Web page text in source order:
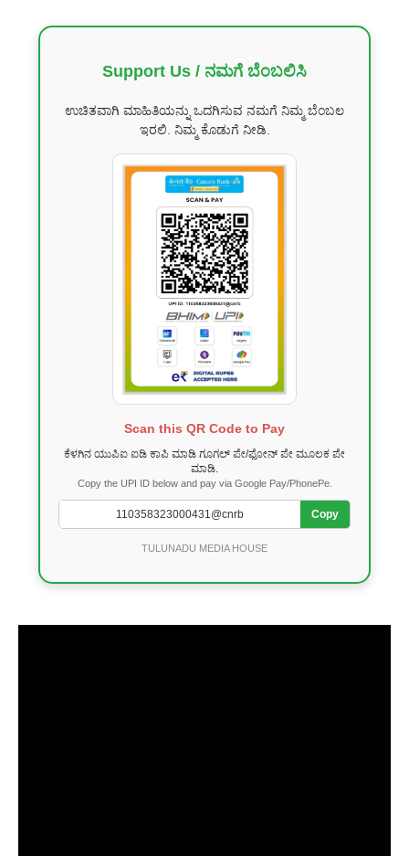
Support Us / ನಮಗೆ ಬೆಂಬಲಿಸಿ
ಉಚಿತವಾಗಿ ಮಾಹಿತಿಯನ್ನು ಒದಗಿಸುವ ನಮಗೆ ನಿಮ್ಮ ಬೆಂಬಲ
ಇರಲಿ. ನಿಮ್ಮ ಕೊಡುಗೆ ನೀಡಿ.
Scan this QR Code to Pay
ಕೆಳಗಿನ ಯುಪಿಐ ಐಡಿ ಕಾಪಿ ಮಾಡಿ ಗೂಗಲ್ ಪೇ/ಫೋನ್ ಪೇ ಮೂಲಕ ಪೇ
ಮಾಡಿ.
Copy the UPI ID below and pay via Google Pay/PhonePe.
Copy
TULUNADU MEDIA HOUSE